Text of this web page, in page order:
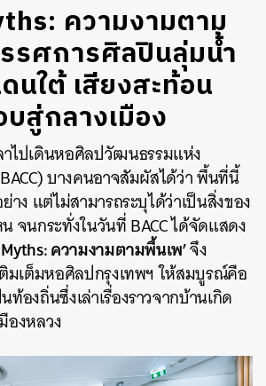
ความงามตาม
รศการศิลปินลุ่มน้ำ
นใต้ เสียงสะท้อน
สู่กลางเมือง
ไปเดินหอศิลปวัฒนธรรมแห่ง
บางคนอาจสัมผัสได้ว่า พื้นที่นี้
าง แต่ไม่สามารถระบุได้ว่าเป็นสิ่งของ
จนกระทั่งในวันที่ BACC ได้จัดแสดง
Myths: ความงามตามพื้นเพ’จึง
มเต็มหอศิลปกรุงเทพฯ ให้สมบูรณ์คือ
องถิ่นซึ่งเล่าเรื่องราวจากบ้านเกิด
องหลวง